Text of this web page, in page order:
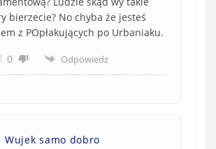
bierzecie? No chyba że jesteś
z POpłakujących po Urbaniaku.
0 Odpowiedz
Wujek samo dobro